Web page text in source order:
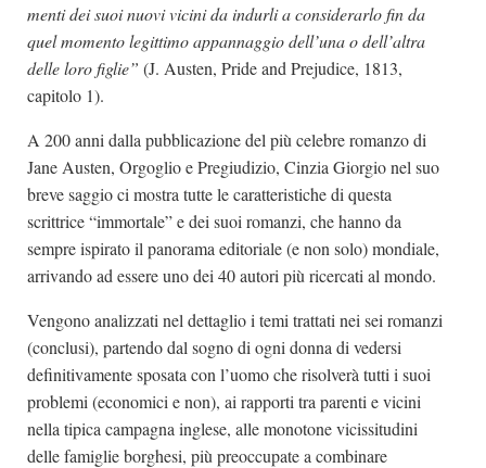
menti dei suoi nuovi vicini da indurli a considerarlo fin da
quel momento legittimo appannaggio dell’una o dell’altra
delle loro figlie” (J. Austen, Pride and Prejudice, 1813,
capitolo 1).
A 200 anni dalla pubblicazione del più celebre romanzo di
Jane Austen, Orgoglio e Pregiudizio, Cinzia Giorgio nel suo
breve saggio ci mostra tutte le caratteristiche di questa
scrittrice “immortale” e dei suoi romanzi, che hanno da
sempre ispirato il panorama editoriale (e non solo) mondiale,
arrivando ad essere uno dei 40 autori più ricercati al mondo.
Vengono analizzati nel dettaglio i temi trattati nei sei romanzi
(conclusi), partendo dal sogno di ogni donna di vedersi
definitivamente sposata con l’uomo che risolverà tutti i suoi
problemi (economici e non), ai rapporti tra parenti e vicini
nella tipica campagna inglese, alle monotone vicissitudini
delle famiglie borghesi, più preoccupate a combinare